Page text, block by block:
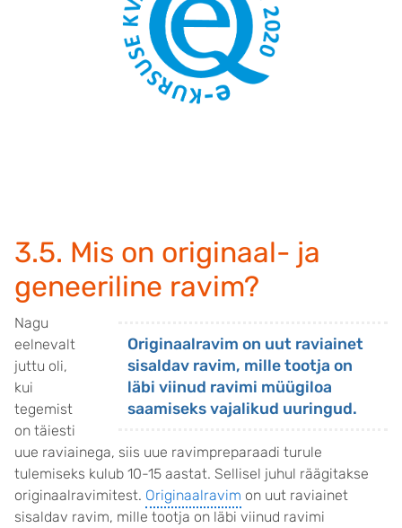
3.5. Mis on originaal- ja
geneeriline ravim?
Originaalravim on uut raviainet
sisaldav ravim, mille tootja on
läbi viinud ravimi müügiloa
saamiseks vajalikud uuringud.
Nagu
eelnevalt
juttu oli,
kui
tegemist
on täiesti
uue raviainega, siis uue ravimpreparaadi turule
tulemiseks kulub 10-15 aastat. Sellisel juhul räägitakse
originaalravimitest. Originaalravim on uut raviainet
sisaldav ravim, mille tootja on läbi viinud ravimi